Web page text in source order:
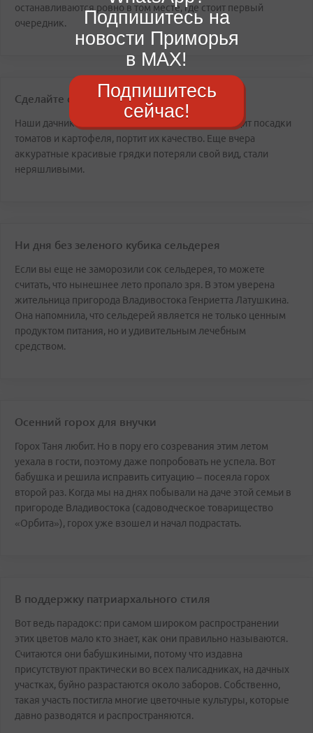
останавливаются ровно в том месте, где стоит первый
очередник.
Сделайте ставку на Посьет и Де-Фриз
Наши дачники чуть не плачут: фитофтороз не щадит посадки
томатов и картофеля, портит их качество. Еще вчера
аккуратные красивые грядки потеряли свой вид, стали
неряшливыми.
Ни дня без зеленого кубика сельдерея
Если вы еще не заморозили сок сельдерея, то можете
считать, что нынешнее лето пропало зря. В этом уверена
жительница пригорода Владивостока Генриетта Латушкина.
Она напомнила, что сельдерей является не только ценным
продуктом питания, но и удивительным лечебным
средством.
Осенний горох для внучки
Горох Таня любит. Но в пору его созревания этим летом
уехала в гости, поэтому даже попробовать не успела. Вот
бабушка и решила исправить ситуацию – посеяла горох
второй раз. Когда мы на днях побывали на даче этой семьи в
пригороде Владивостока (садоводческое товарищество
«Орбита»), горох уже взошел и начал подрастать.
В поддержку патриархального стиля
Вот ведь парадокс: при самом широком распространении
этих цветов мало кто знает, как они правильно называются.
Считаются они бабушкиными, потому что издавна
присутствуют практически во всех палисадниках, на дачных
участках, буйно разрастаются около заборов. Собственно,
такая участь постигла многие цветочные культуры, которые
давно разводятся и распространяются.
Подпишитесь на
новости Приморья
в MAX!
Подпишитесь
сейчас!